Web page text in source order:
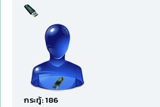
กระทู้: 186